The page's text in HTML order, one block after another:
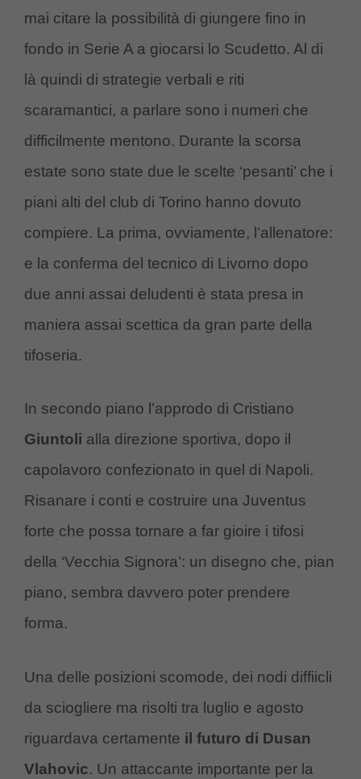
mai citare la possibilità di giungere fino in
fondo in Serie A a giocarsi lo Scudetto. Al di
là quindi di strategie verbali e riti
scaramantici, a parlare sono i numeri che
difficilmente mentono. Durante la scorsa
estate sono state due le scelte ‘pesanti’ che i
piani alti del club di Torino hanno dovuto
compiere. La prima, ovviamente, l’allenatore:
e la conferma del tecnico di Livorno dopo
due anni assai deludenti è stata presa in
maniera assai scettica da gran parte della
tifoseria.
In secondo piano l’approdo di Cristiano
Giuntoli alla direzione sportiva, dopo il
capolavoro confezionato in quel di Napoli.
Risanare i conti e costruire una Juventus
forte che possa tornare a far gioire i tifosi
della ‘Vecchia Signora’: un disegno che, pian
piano, sembra davvero poter prendere
forma.
Una delle posizioni scomode, dei nodi diffiicli
da sciogliere ma risolti tra luglio e agosto
riguardava certamente il futuro di Dusan
Vlahovic. Un attaccante importante per la